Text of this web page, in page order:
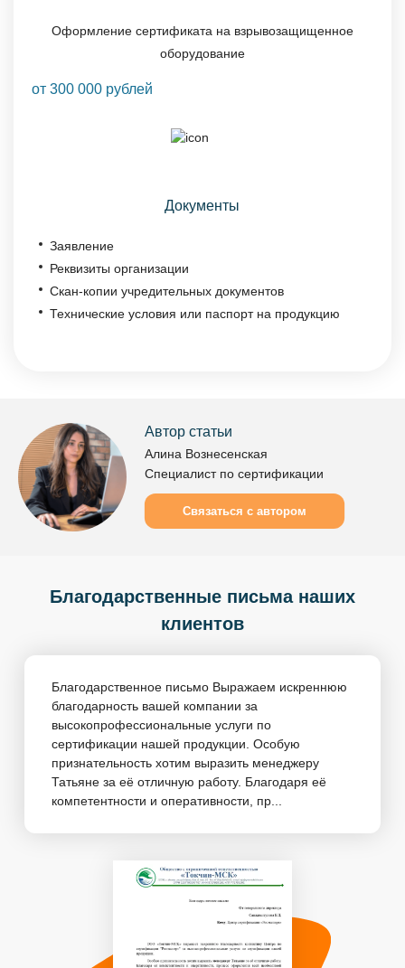
Оформление сертификата на взрывозащищенное
оборудование
от 300 000 рублей
Документы
Заявление
Реквизиты организации
Скан-копии учредительных документов
Технические условия или паспорт на продукцию
Автор статьи
Алина Вознесенская
Специалист по сертификации
Связаться с автором
Благодарственные письма наших
клиентов
Благодарственное письмо Выражаем искреннюю
благодарность вашей компании за
высокопрофессиональные услуги по
сертификации нашей продукции. Особую
признательность хотим выразить менеджеру
Татьяне за её отличную работу. Благодаря её
компетентности и оперативности, пр...